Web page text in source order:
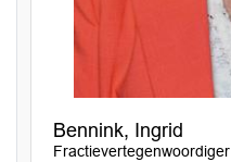
Bennink, Ingrid
Fractievertegenwoordiger